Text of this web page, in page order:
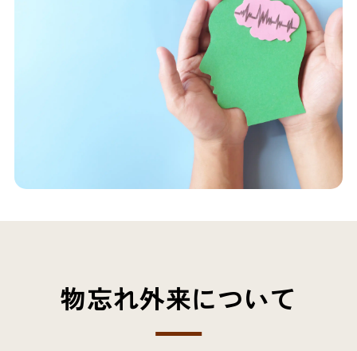
物忘れ外来について